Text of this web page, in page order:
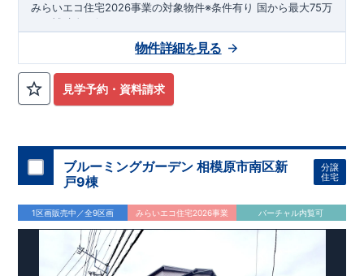
​みらいエコ住宅2026事業の対象物件※条件有り 国から最大75万
円の補助金が得られます！
数料が差し引かれます。
​・玄関から直接洗面所・浴室
外から帰ってきたお子様も
​・
キッチンには 食器洗い機完備
​段差のないシームアンダーボウル仕様でお手入れ簡単◎
​・主寝室には
アクセントクロス使用♪
​↓↓クリックで詳細ご紹介
◆充実のアフターサポート◆
​東栄住宅では、お引き渡し後最大4回の無料点検と、最長60年
間の品質保証を実施。
​お引き渡しからが本当のお付き合いだと考え、アフターサービ
スを外部の業者に委託せず、
見学予約・資料請求
物件詳細を見る
ブルーミングガーデン 相模原市南区新
戸9棟
分譲
住宅
1区画販売中／全9区画 みらいエコ住宅2026事業 バーチャル内覧可